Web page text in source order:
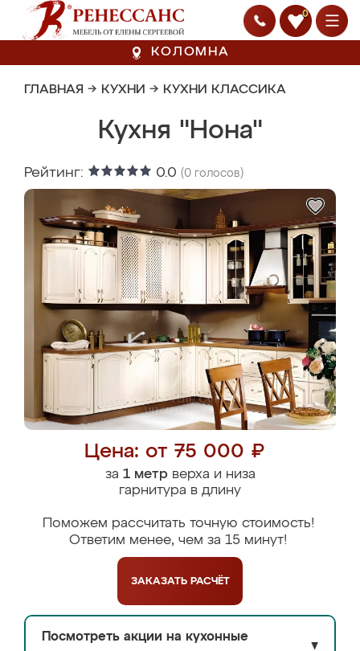
0
КОЛОМНА
ГЛАВНАЯ → КУХНИ → КУХНИ КЛАССИКА
Кухня "Нона"
Рейтинг: 0.0 (0 голосов)
Цена: от 75 000 ₽
за 1 метрверха и низа
гарнитура в длину
Поможем рассчитать точную стоимость!
Ответим менее, чем за 15 минут!
ЗАКАЗАТЬ РАСЧЁТ
Посмотреть акции на кухонные
▼